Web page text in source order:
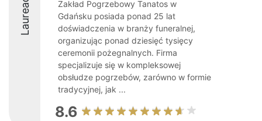
Laureaci
Zakład Pogrzebowy Tanatos w
Gdańsku posiada ponad 25 lat
doświadczenia w branży funeralnej,
organizując ponad dziesięć tysięcy
ceremonii pożegnalnych. Firma
specjalizuje się w kompleksowej
obsłudze pogrzebów, zarówno w formie
tradycyjnej, jak ...
8.6